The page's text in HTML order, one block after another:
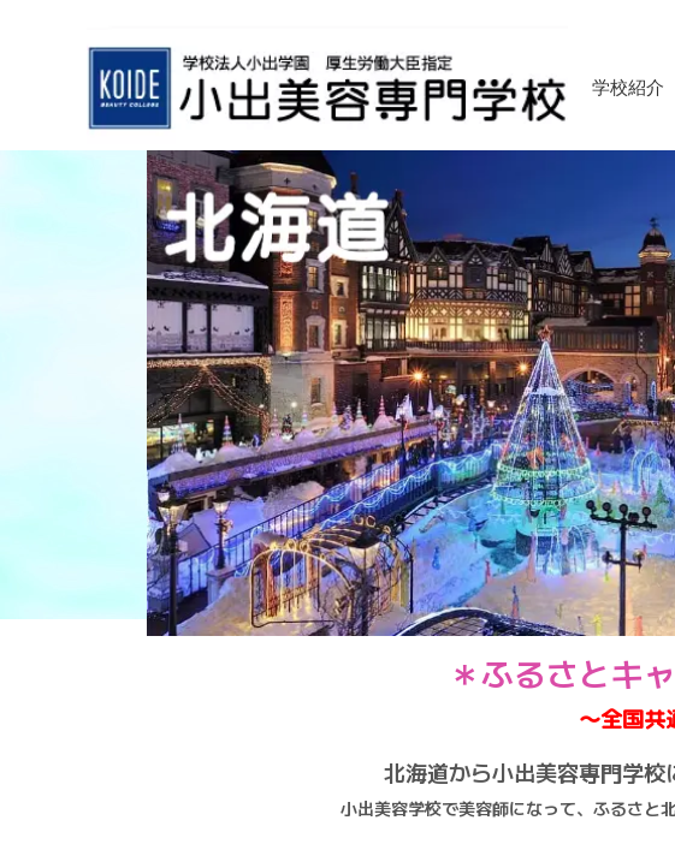
学校紹介
＊ふるさとキ
〜全国共
北海道から小出美容専門学校
小出美容学校で美容師になって、ふるさと